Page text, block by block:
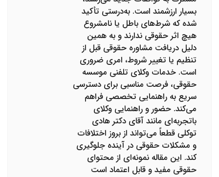
بسیار ارزشمند است. به‌درستی تأکید
شده که شرط‌های باطل یا نامشروع
هیچ اثر حقوقی ندارند و به همین
دلیل دریافت مشاوره حقوقی قبل از
تنظیم یا تغییر شروط، امری ضروری
است. خدمات وکلای تلفنی موسسه
حقوقی، فرصت مناسبی برای دسترسی
سریع به راهنمایی تخصصی فراهم
می‌کند. حضور و راهنمایی وکلای
باتجربه‌ای مانند آقای دکتر هادی
توکلی قطعاً می‌تواند از بروز اختلافات
و مشکلات حقوقی در آینده جلوگیری
کند. این مقاله نمونه‌ای از محتوای
حقوقی مفید و قابل اعتماد است